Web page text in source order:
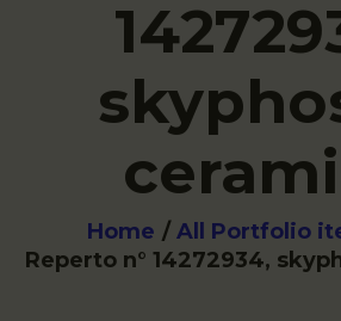
Home All Portfolio
Reperto n° 14272934,